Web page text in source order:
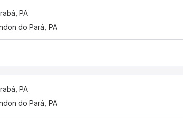
PA
do Pará, PA
PA
do Pará, PA